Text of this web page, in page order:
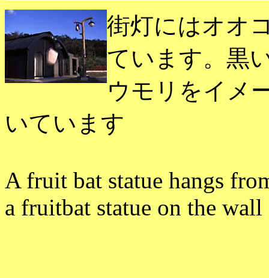
街灯にはオオ
ています。黒
ウモリをイメ
いています
A fruit bat statue hangs
a fruitbat statue on the